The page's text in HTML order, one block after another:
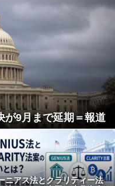
が9月まで延期＝報道
ニアス法とクラリティー法